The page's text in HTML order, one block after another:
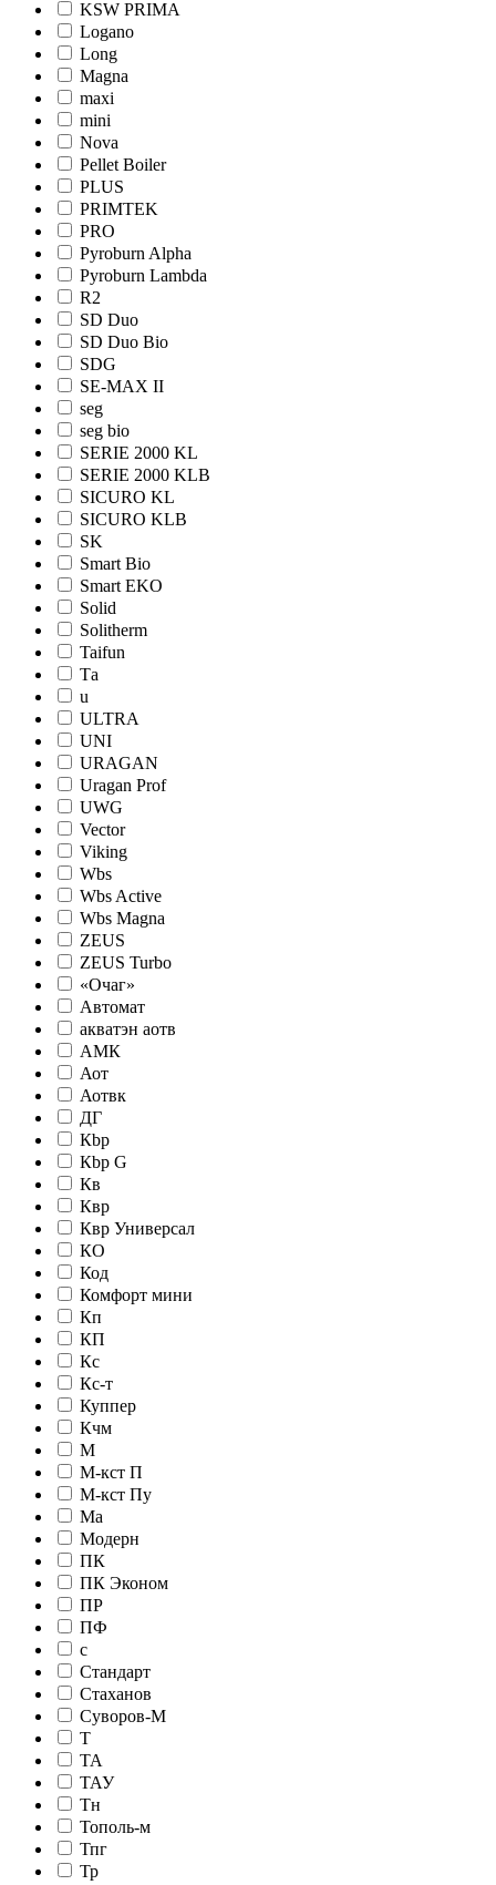
KSW PRIMA
Logano
Long
Magna
maxi
mini
Nova
Pellet Boiler
PLUS
PRIMTEK
PRO
Pyroburn Alpha
Pyroburn Lambda
R2
SD Duo
SD Duo Bio
SDG
SE-MAX II
seg
seg bio
SERIE 2000 KL
SERIE 2000 KLB
SICURO KL
SICURO KLB
SK
Smart Bio
Smart EKO
Solid
Solitherm
Taifun
Tа
u
ULTRA
UNI
URAGAN
Uragan Prof
UWG
Vector
Viking
Wbs
Wbs Active
Wbs Magna
ZEUS
ZEUS Turbo
«Очаг»
Автомат
акватэн аотв
АМК
Аот
Аотвк
ДГ
Кbр
Кbр G
Кв
Квр
Квр Универсал
КО
Код
Комфорт мини
Кп
КП
Кс
Кс-т
Куппер
Кчм
М
М-кст П
М-кст Пу
Ма
Модерн
ПК
ПК Эконом
ПР
ПФ
с
Стандарт
Стаханов
Суворов-М
Т
ТА
ТАУ
Тн
Тополь-м
Тпг
Тр